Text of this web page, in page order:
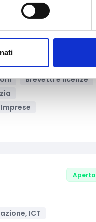
Aperto
2025
Brevetti e licenze
Imprese
Aperto
ICT